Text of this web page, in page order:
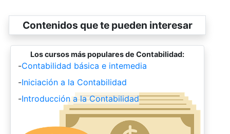
Contenidos que te pueden interesar
Los cursos más populares de Contabilidad:
-Contabilidad básica e intemedia
-Iniciación a la Contabilidad
-Introducción a la Contabilidad